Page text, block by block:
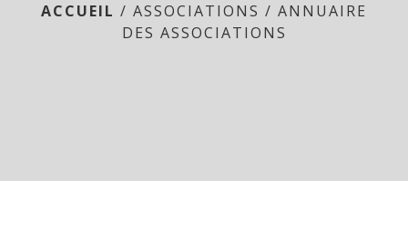
ACCUEIL / ASSOCIATIONS / ANNUAIRE
DES ASSOCIATIONS